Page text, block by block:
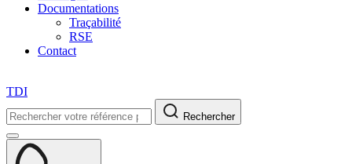
Documentations
Traçabilité
RSE
Contact
TDI
Rechercher